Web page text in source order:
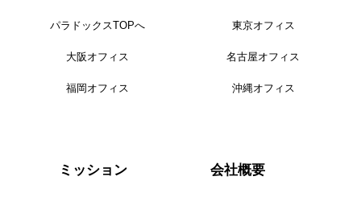
パラドックスTOPへ 東京オフィス
大阪オフィス 名古屋オフィス
福岡オフィス 沖縄オフィス
ミッション 会社概要